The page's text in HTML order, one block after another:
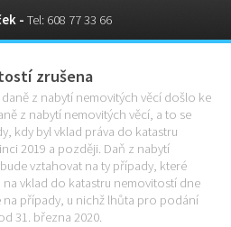
zrušena
z nabytí nemovitých věcí došlo ke
z nabytí nemovitých věcí, a to se
kdy byl vklad práva do katastru
2019 a později. Daň z nabytí
vztahovat na ty případy, které
vklad do katastru nemovitostí dne
na případy, u nichž lhůta pro podání
31. března 2020.
- Tel: 608 77 33 66